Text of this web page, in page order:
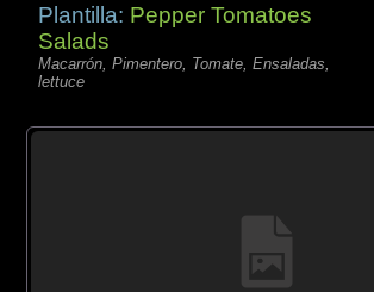
Plantilla: Pepper Tomatoes
Salads
Macarrón, Pimentero, Tomate, Ensaladas,
lettuce